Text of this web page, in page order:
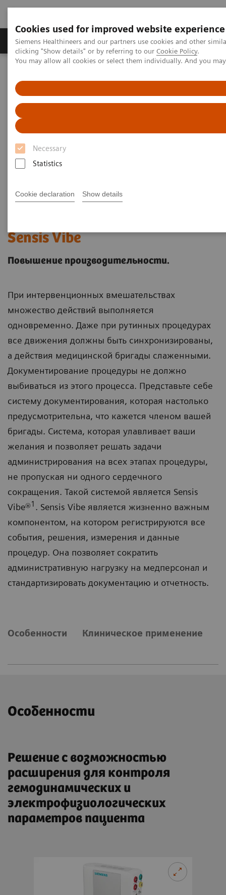
Cookies used for improved website experience
Siemens Healthineers and our partners use cookies and other
clicking "Show details" or by referring to our Cookie Policy.
You may allow all cookies or select them individually. And you
Necessary
Statistics
Cookie declaration Show details
Продукты и решения Клинические
Регистрация данных пациента на рабочем месте
Sensis Vibe
Sensis Vibe
Повышение производительности.
При интервенционных вмешательствах
множество действий выполняется
одновременно. Даже при рутинных процедурах
все движения должны быть синхронизированы,
а действия медицинской бригады слаженными.
Документирование процедуры не должно
выбиваться из этого процесса. Представьте себе
систему документирования, которая настолько
предусмотрительна, что кажется членом вашей
бригады. Система, которая улавливает ваши
желания и позволяет решать задачи
администрирования на всех этапах процедуры,
не пропуская ни одного сердечного
сокращения. Такой системой является Sensis
Vibe®1 . Sensis Vibe является жизненно важным
компонентом, на котором регистрируются все
события, решения, измерения и данные
процедур. Она позволяет сократить
административную нагрузку на медперсонал и
стандартизировать документацию и отчетность.
Особенности Клиническое применение
Особенности
Решение с возможностью
расширения для контроля
гемодинамических и
электрофизиологических
параметров пациента